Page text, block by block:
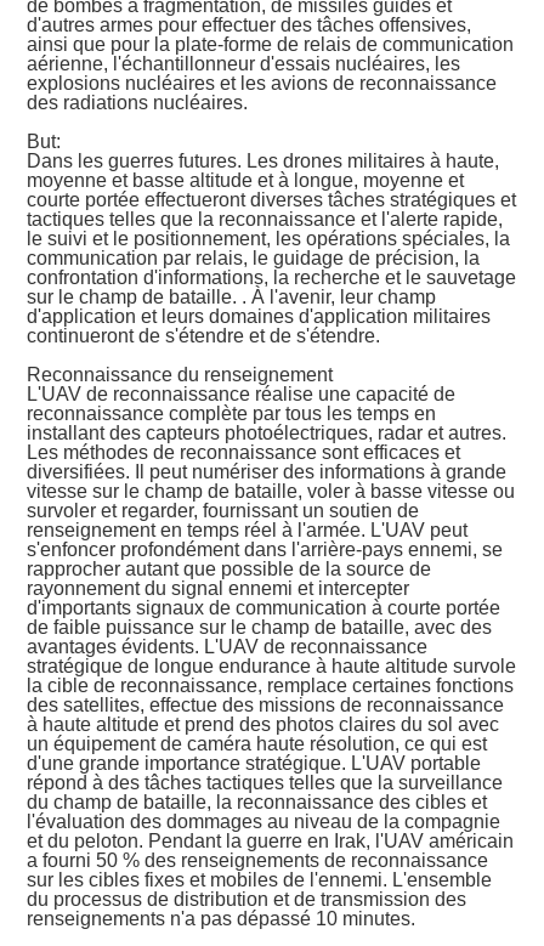
de bombes à fragmentation, de missiles guidés et
d'autres armes pour effectuer des tâches offensives,
ainsi que pour la plate-forme de relais de communication
aérienne, l'échantillonneur d'essais nucléaires, les
explosions nucléaires et les avions de reconnaissance
des radiations nucléaires.
But:
Dans les guerres futures. Les drones militaires à haute,
moyenne et basse altitude et à longue, moyenne et
courte portée effectueront diverses tâches stratégiques et
tactiques telles que la reconnaissance et l'alerte rapide,
le suivi et le positionnement, les opérations spéciales, la
communication par relais, le guidage de précision, la
confrontation d'informations, la recherche et le sauvetage
sur le champ de bataille. . À l'avenir, leur champ
d'application et leurs domaines d'application militaires
continueront de s'étendre et de s'étendre.
Reconnaissance du renseignement
L'UAV de reconnaissance réalise une capacité de
reconnaissance complète par tous les temps en
installant des capteurs photoélectriques, radar et autres.
Les méthodes de reconnaissance sont efficaces et
diversifiées. Il peut numériser des informations à grande
vitesse sur le champ de bataille, voler à basse vitesse ou
survoler et regarder, fournissant un soutien de
renseignement en temps réel à l'armée. L'UAV peut
s'enfoncer profondément dans l'arrière-pays ennemi, se
rapprocher autant que possible de la source de
rayonnement du signal ennemi et intercepter
d'importants signaux de communication à courte portée
de faible puissance sur le champ de bataille, avec des
avantages évidents. L'UAV de reconnaissance
stratégique de longue endurance à haute altitude survole
la cible de reconnaissance, remplace certaines fonctions
des satellites, effectue des missions de reconnaissance
à haute altitude et prend des photos claires du sol avec
un équipement de caméra haute résolution, ce qui est
d'une grande importance stratégique. L'UAV portable
répond à des tâches tactiques telles que la surveillance
du champ de bataille, la reconnaissance des cibles et
l'évaluation des dommages au niveau de la compagnie
et du peloton. Pendant la guerre en Irak, l'UAV américain
a fourni 50 % des renseignements de reconnaissance
sur les cibles fixes et mobiles de l'ennemi. L'ensemble
du processus de distribution et de transmission des
renseignements n'a pas dépassé 10 minutes.